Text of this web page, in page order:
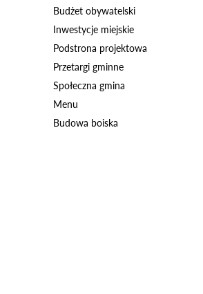
Budżet obywatelski
Inwestycje miejskie
Podstrona projektowa
Przetargi gminne
Społeczna gmina
Menu
Budowa boiska